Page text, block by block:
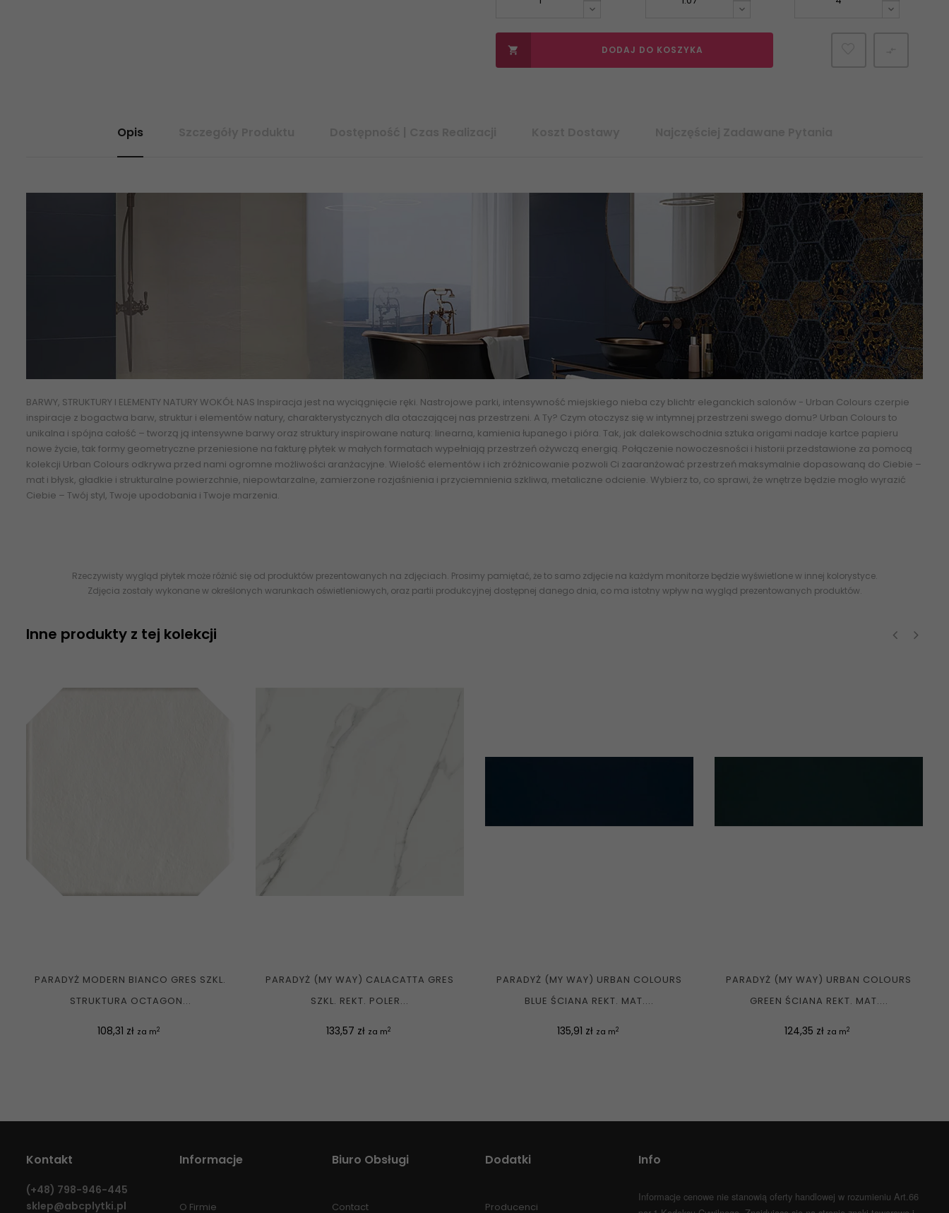
 DODAJ DO KOSZYKA
Opis
BARWY, STRUKTURY I ELEMENTY NATURY WOKÓŁ NAS Inspiracja jest na wyciągnięcie ręki. Nastrojowe parki, intensywność miejskiego nieba czy blichtr eleganckich salonów - Urban Colours czerpie
inspiracje z bogactwa barw, struktur i elementów natury, charakterystycznych dla otaczającej nas przestrzeni. A Ty? Czym otoczysz się w intymnej przestrzeni swego domu? Urban Colours to
unikalna i spójna całość – tworzą ją intensywne barwy oraz struktury inspirowane naturą: linearna, kamienia łupanego i pióra. Tak, jak dalekowschodnia sztuka origami nadaje kartce papieru
nowe życie, tak formy geometryczne przeniesione na fakturę płytek w małych formatach wypełniają przestrzeń ożywczą energią. Połączenie nowoczesności i historii przedstawione za pomocą
kolekcji Urban Colours odkrywa przed nami ogromne możliwości aranżacyjne. Wielość elementów i ich zróżnicowanie pozwoli Ci zaaranżować przestrzeń maksymalnie dopasowaną do Ciebie –
mat i błysk, gładkie i strukturalne powierzchnie, niepowtarzalne, zamierzone rozjaśnienia i przyciemnienia szkliwa, metaliczne odcienie. Wybierz to, co sprawi, że wnętrze będzie mogło wyrazić
Ciebie – Twój styl, Twoje upodobania i Twoje marzenia.
Rzeczywisty wygląd płytek może różnić się od produktów prezentowanych na zdjęciach. Prosimy pamiętać, że to samo zdjęcie na każdym monitorze będzie wyświetlone w innej kolorystyce.
Zdjęcia zostały wykonane w określonych warunkach oświetleniowych, oraz partii produkcyjnej dostępnej danego dnia, co ma istotny wpływ na wygląd prezentowanych produktów.
Inne produkty z tej kolekcji
PARADYŻ MODERN BIANCO GRES SZKL.
STRUKTURA OCTAGON...
Cena
108,31 zł za m2
PARADYŻ (MY WAY) CALACATTA GRES
SZKL. REKT. POLER...
Cena
133,57 zł za m2
PARADYŻ (MY WAY) URBAN COLOURS
BLUE ŚCIANA REKT. MAT....
Cena
135,91 zł za m2
PARADYŻ (MY WAY) URBAN COLOURS
GREEN ŚCIANA REKT. MAT....
Cena
124,35 zł za m2
Kontakt
(+48) 798-946-445
sklep@abcplytki.pl
Informacje
O Firmie
Biuro Obsługi
Contact
Dodatki
Producenci
Info
Informacje cenowe nie stanowią oferty handlowej w rozumieniu Art.66